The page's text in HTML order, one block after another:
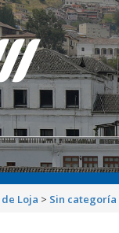
Loja > Sin categoría